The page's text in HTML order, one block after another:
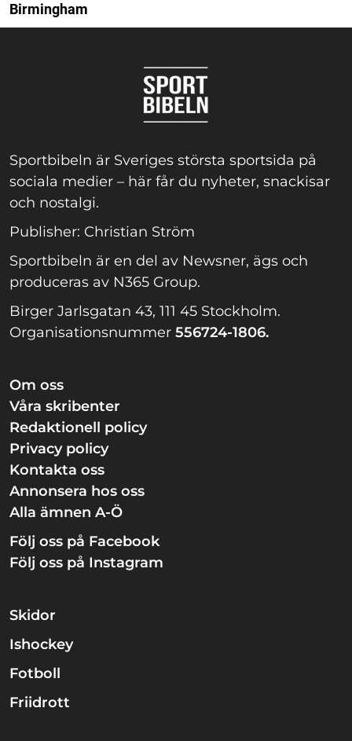
Birmingham
Sportbibeln är Sveriges största sportsida på
sociala medier – här får du nyheter, snackisar
och nostalgi.
Publisher: Christian Ström
Sportbibeln är en del av Newsner, ägs och
produceras av N365 Group.
Birger Jarlsgatan 43, 111 45 Stockholm.
Organisationsnummer 556724-1806.
Om oss
Våra skribenter
Redaktionell policy
Privacy policy
Kontakta oss
Annonsera hos oss
Alla ämnen A-Ö
Följ oss på Facebook
Följ oss på Instagram
Skidor
Ishockey
Fotboll
Friidrott